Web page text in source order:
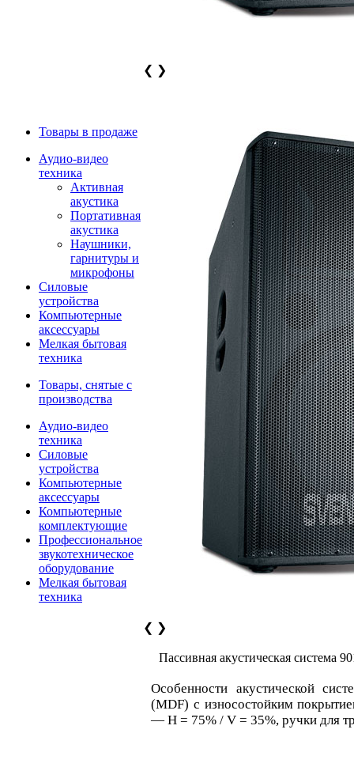
Товары в продаже
Аудио-видео
техника
Активная
акустика
Портативная
акустика
Наушники,
гарнитуры и
микрофоны
Силовые
устройства
Компьютерные
аксессуары
Мелкая бытовая
техника
Товары, снятые с
производства
Аудио-видео
техника
Силовые
устройства
Компьютерные
аксессуары
Компьютерные
комплектующие
Профессиональное
звукотехническое
оборудование
Мелкая бытовая
техника
❮ ❯
❮ ❯
Пассивная акустическая система
Особенности акустической
(MDF) с износостойким
— Н = 75% / V = 35%, ручки для